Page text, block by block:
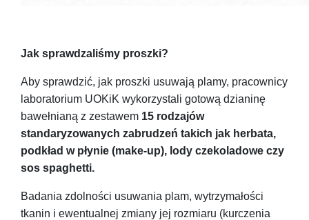
Jak sprawdzaliśmy proszki?
Aby sprawdzić, jak proszki usuwają plamy, pracownicy
laboratorium UOKiK wykorzystali gotową dzianinę
bawełnianą z zestawem 15 rodzajów
standaryzowanych zabrudzeń takich jak herbata,
podkład w płynie (make-up), lody czekoladowe czy
sos spaghetti.
Badania zdolności usuwania plam, wytrzymałości
tkanin i ewentualnej zmiany jej rozmiaru (kurczenia